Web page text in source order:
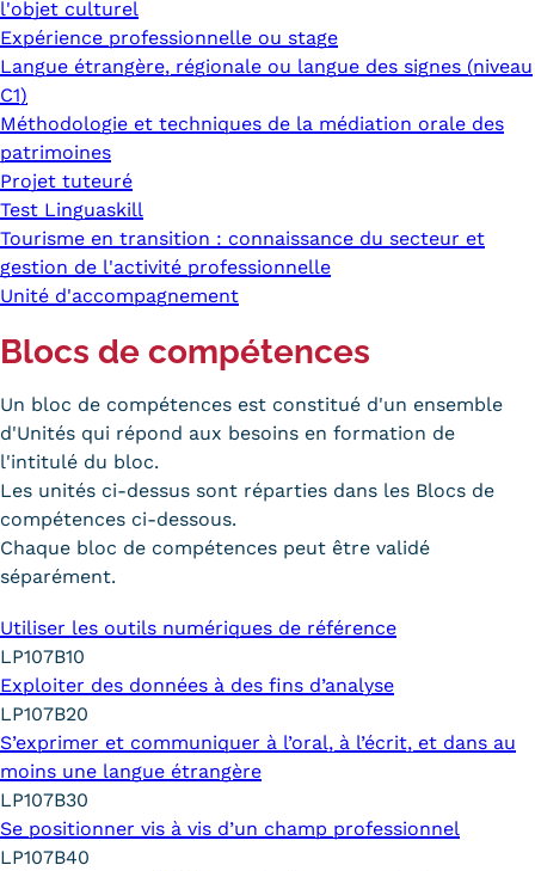
l'objet culturel
Expérience professionnelle ou stage
Langue étrangère, régionale ou langue des signes (niveau
C1)
Méthodologie et techniques de la médiation orale des
patrimoines
Projet tuteuré
Test Linguaskill
Tourisme en transition : connaissance du secteur et
gestion de l'activité professionnelle
Unité d'accompagnement
Blocs de compétences
Un bloc de compétences est constitué d'un ensemble
d'Unités qui répond aux besoins en formation de
l'intitulé du bloc.
Les unités ci-dessus sont réparties dans les Blocs de
compétences ci-dessous.
Chaque bloc de compétences peut être validé
séparément.
Utiliser les outils numériques de référence
LP107B10
Exploiter des données à des fins d’analyse
LP107B20
S’exprimer et communiquer à l’oral, à l’écrit, et dans au
moins une langue étrangère
LP107B30
Se positionner vis à vis d’un champ professionnel
LP107B40